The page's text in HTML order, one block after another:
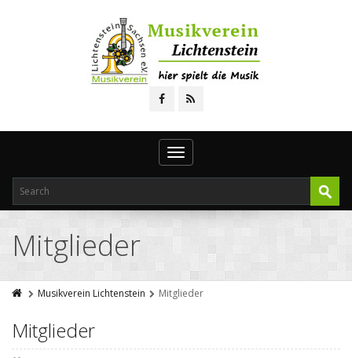
Toggle
navigation
Mitglieder
Musikverein Lichtenstein Mitglieder
Mitglieder